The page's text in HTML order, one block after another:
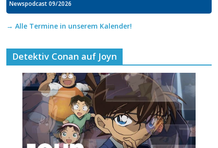
Newspodcast 09/2026
→ Alle Termine in unserem Kalender!
Detektiv Conan auf Joyn